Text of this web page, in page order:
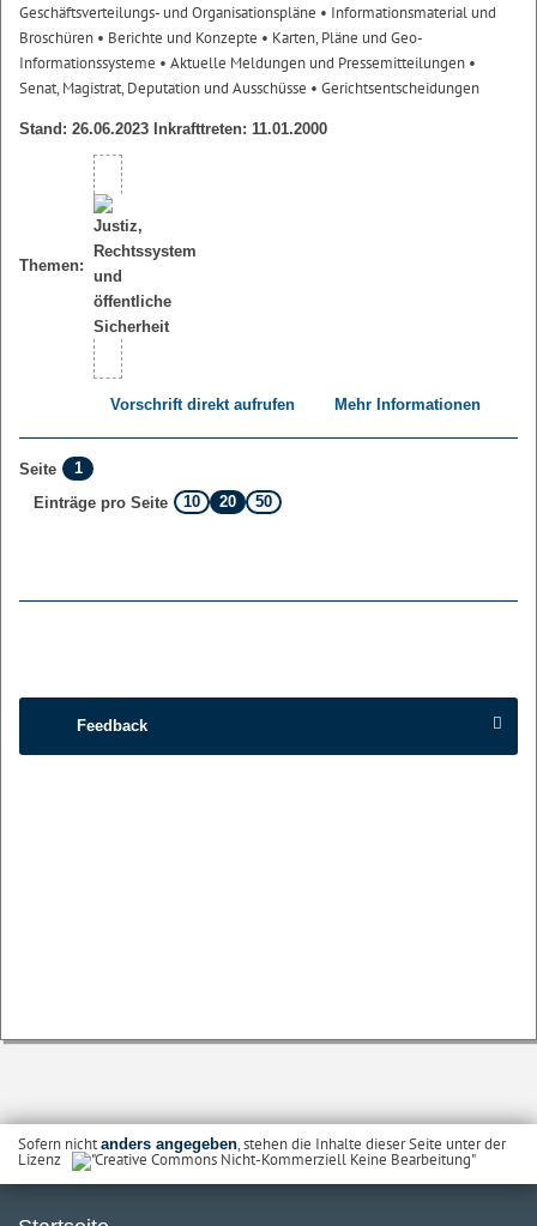
Geschäftsverteilungs- und Organisationspläne • Informationsmaterial und
Broschüren • Berichte und Konzepte • Karten, Pläne und Geo-
Informationssysteme • Aktuelle Meldungen und Pressemitteilungen •
Senat, Magistrat, Deputation und Ausschüsse • Gerichtsentscheidungen
Stand: 26.06.2023 Inkrafttreten: 11.01.2000
Themen:
Vorschrift direkt aufrufen Mehr Informationen
Seite
1
Einträge pro Seite
10 20 50
Feedback
Sofern nichtanders angegeben, stehen die Inhalte dieser Seite unter der
Lizenz